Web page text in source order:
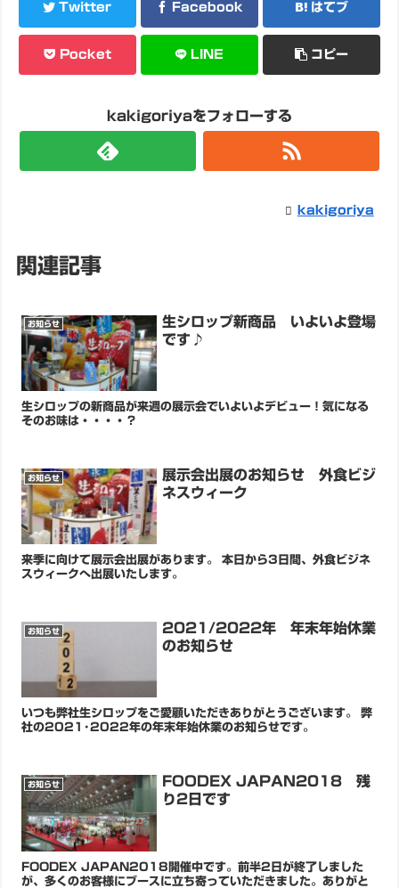
Twitter Facebook はてブ
Pocket LINE コピー
kakigoriyaをフォローする
kakigoriya
関連記事
お知らせ
生シロップ新商品 いよいよ登場
です♪
生シロップの新商品が来週の展示会でいよいよデビュー！気になる
そのお味は・・・・？
お知らせ
展示会出展のお知らせ 外食ビジ
ネスウィーク
来季に向けて展示会出展があります。 本日から3日間、外食ビジネ
スウィークへ出展いたします。
お知らせ
2021/2022年 年末年始休業
のお知らせ
いつも弊社生シロップをご愛顧いただきありがとうございます。 弊
社の2021･2022年の年末年始休業のお知らせです。
お知らせ
FOODEX JAPAN2018 残
り2日です
FOODEX JAPAN2018開催中です。前半2日が終了しました
が、多くのお客様にブースに立ち寄っていただきました。ありがと